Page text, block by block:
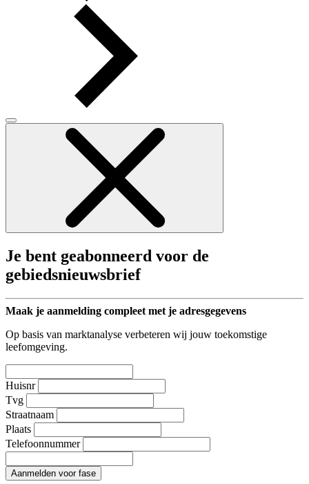
Je bent geabonneerd voor de
gebiedsnieuwsbrief
Maak je aanmelding compleet met je adresgegevens
Op basis van marktanalyse verbeteren wij jouw toekomstige
leefomgeving.
Huisnr
Tvg
Straatnaam
Plaats
Telefoonnummer
Aanmelden voor fase